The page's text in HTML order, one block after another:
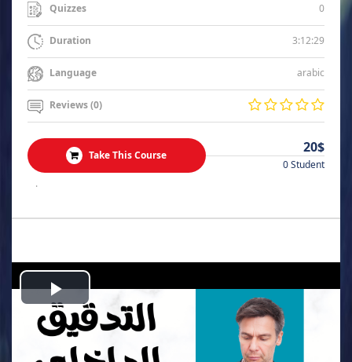
Quizzes 0
Duration 3:12:29
Language arabic
Reviews (0)
Take This Course 20$
0 Student
.
Play
Video